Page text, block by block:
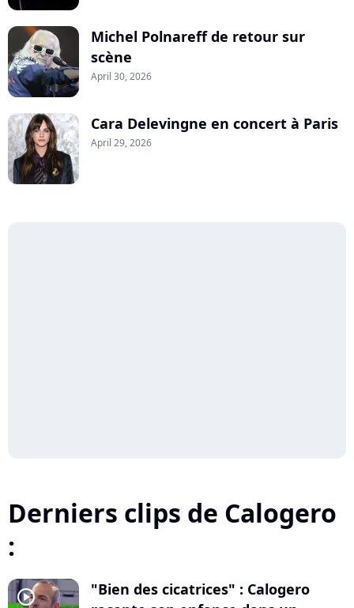
Michel Polnareff de retour sur
scène
April 30, 2026
Cara Delevingne en concert à Paris
April 29, 2026
Derniers clips de Calogero
:
player2
"Bien des cicatrices" : Calogero